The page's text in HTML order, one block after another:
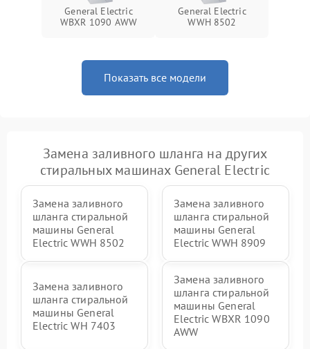
General Electric
WBXR 1090 AWW
General Electric
WWH 8502
Показать все модели
Замена заливного шланга на других
стиральных машинах General Electric
Замена заливного
шланга стиральной
машины General
Electric WWH 8502
Замена заливного
шланга стиральной
машины General
Electric WWH 8909
Замена заливного
шланга стиральной
машины General
Electric WH 7403
Замена заливного
шланга стиральной
машины General
Electric WBXR 1090
AWW